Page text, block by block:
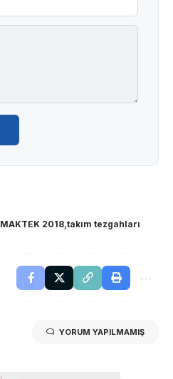
MAKTEK 2018 takım tezgahları
YORUM YAPILMAMIŞ